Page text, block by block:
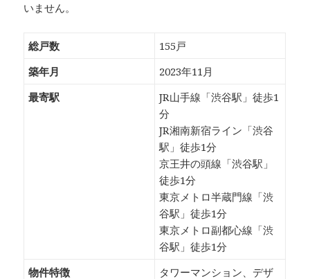
いません。
総戸数
155戸
築年月
2023年11月
最寄駅
JR山手線「渋谷駅」徒歩1
分
JR湘南新宿ライン「渋谷
駅」徒歩1分
京王井の頭線「渋谷駅」
徒歩1分
東京メトロ半蔵門線「渋
谷駅」徒歩1分
東京メトロ副都心線「渋
谷駅」徒歩1分
物件特徴
タワーマンション、デザ